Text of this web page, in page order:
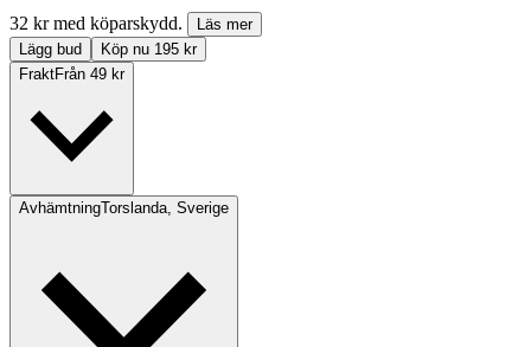
32 kr med köparskydd.
Läs mer
Lägg bud
Köp nu 195 kr
FraktFrån 49 kr
AvhämtningTorslanda, Sverige